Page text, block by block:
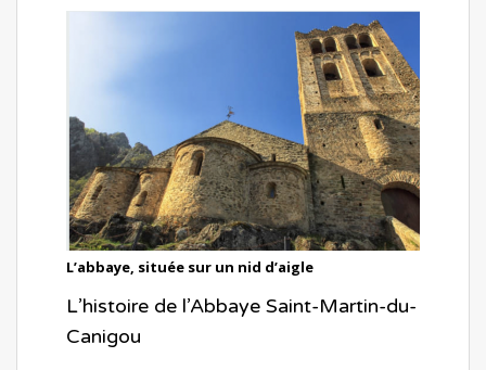
L’abbaye, située sur un nid d’aigle
L’histoire de l’Abbaye Saint-Martin-du-
Canigou